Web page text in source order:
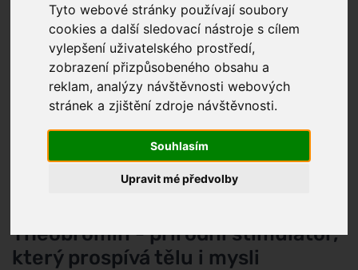
Tyto webové stránky používají soubory
cookies a další sledovací nástroje s cílem
vylepšení uživatelského prostředí,
zobrazení přizpůsobeného obsahu a
reklam, analýzy návštěvnosti webových
stránek a zjištění zdroje návštěvnosti.
Souhlasím
Upravit mé předvolby
Theobromin - přírodní stimulátor,
který prospívá tělu i mysli